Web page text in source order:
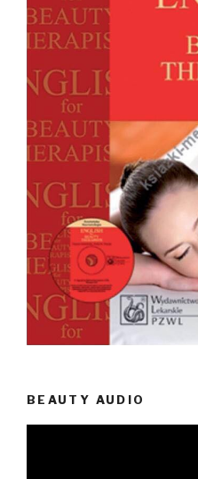
BEAUTY AUDIO